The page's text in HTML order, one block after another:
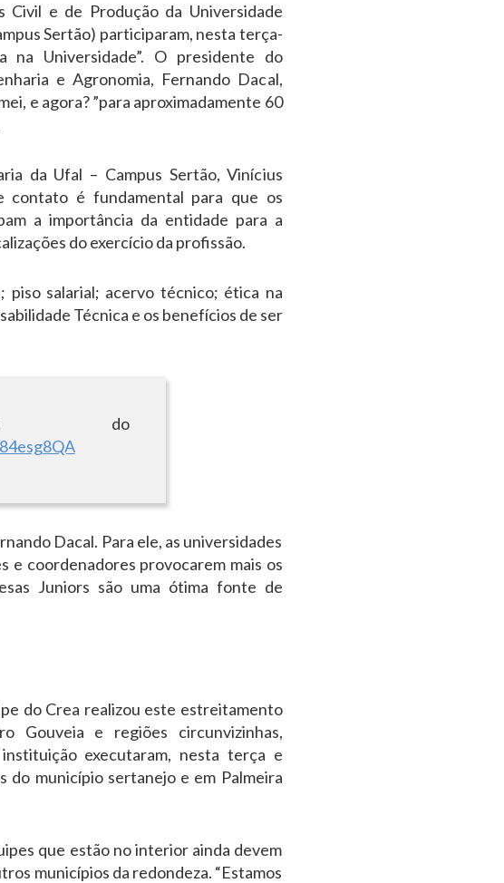
Civil e de Produção da Universidade
Sertão) participaram, nesta terça-
na Universidade”. O presidente do
e Agronomia, Fernando Dacal,
e agora? ”para aproximadamente 60
da Ufal – Campus Sertão, Vinícius
contato é fundamental para que os
a importância da entidade para a
do exercício da profissão.
piso salarial; acervo técnico; ética na
Técnica e os benefícios de ser
do
Dacal. Para ele, as universidades
e coordenadores provocarem mais os
Juniors são uma ótima fonte de
do Crea realizou este estreitamento
Gouveia e regiões circunvizinhas,
executaram, nesta terça e
do município sertanejo e em Palmeira
que estão no interior ainda devem
municípios da redondeza. “Estamos